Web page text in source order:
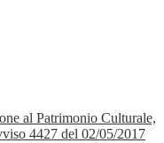
al Patrimonio Culturale,
4427 del 02/05/2017